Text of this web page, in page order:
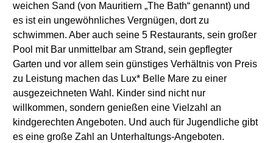
weichen Sand (von Mauritiern „The Bath“ genannt) und
es ist ein ungewöhnliches Vergnügen, dort zu
schwimmen. Aber auch seine 5 Restaurants, sein großer
Pool mit Bar unmittelbar am Strand, sein gepflegter
Garten und vor allem sein günstiges Verhältnis von Preis
zu Leistung machen das Lux* Belle Mare zu einer
ausgezeichneten Wahl. Kinder sind nicht nur
willkommen, sondern genießen eine Vielzahl an
kindgerechten Angeboten. Und auch für Jugendliche gibt
es eine große Zahl an Unterhaltungs-Angeboten.